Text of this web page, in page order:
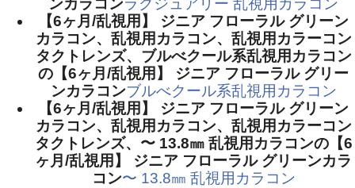
ンカラコンラグジュアリー 乱視用カラコン
【6ヶ月/乱視用】 ジニア フローラル グリーン
カラコン、乱視用カラコン、乱視用カラーコン
タクトレンズ、ブルべクール系乱視用カラコン
の【6ヶ月/乱視用】 ジニア フローラル グリー
ンカラコンブルべクール系乱視用カラコン
【6ヶ月/乱視用】 ジニア フローラル グリーン
カラコン、乱視用カラコン、乱視用カラーコン
タクトレンズ、〜 13.8㎜ 乱視用カラコンの【6
ヶ月/乱視用】 ジニア フローラル グリーンカラ
コン〜 13.8㎜ 乱視用カラコン